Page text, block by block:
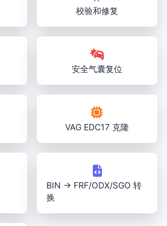
校验和修复
安全气囊复位
VAG EDC17 克隆
BIN → FRF/ODX/SGO 转
换